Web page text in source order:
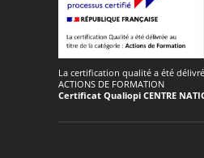
La certification qualité a été
ACTIONS DE FORMATION
Certificat Qualiopi CENTRE